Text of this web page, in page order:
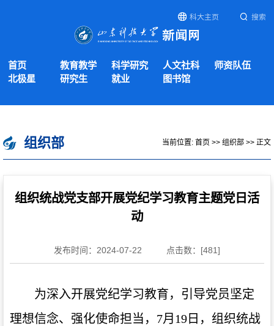
科大主页 搜索
首页 教育教学 科学研究 人文社科
师资队伍
北极星
研究生 就业 图书馆
组织部 当前位置: 首页 >> 组织部 >> 正文
组织统战党支部开展党纪学习教育主题党日活
动
发布时间：2024-07-22 点击数：[481]
为深入开展党纪学习教育，引导党员坚定
理想信念、强化使命担当，7月19日，组织统战